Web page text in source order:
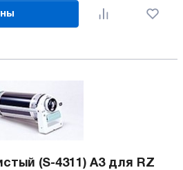
(S-4311) А3 для RZ